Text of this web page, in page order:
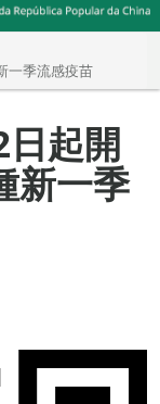
一季流感疫苗
起開
新一季